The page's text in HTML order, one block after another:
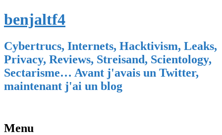
benjaltf4
Cybertrucs, Internets, Hacktivism, Leaks,
Privacy, Reviews, Streisand, Scientology,
Sectarisme… Avant j'avais un Twitter,
maintenant j'ai un blog
Menu